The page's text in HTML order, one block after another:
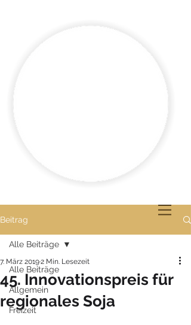
Beitrag
Alle Beiträge
Allgemein
Freizeit
Alle Beiträge
45. Innovationspreis für
regionales Soja
7. März 20192 Min. Lesezeit